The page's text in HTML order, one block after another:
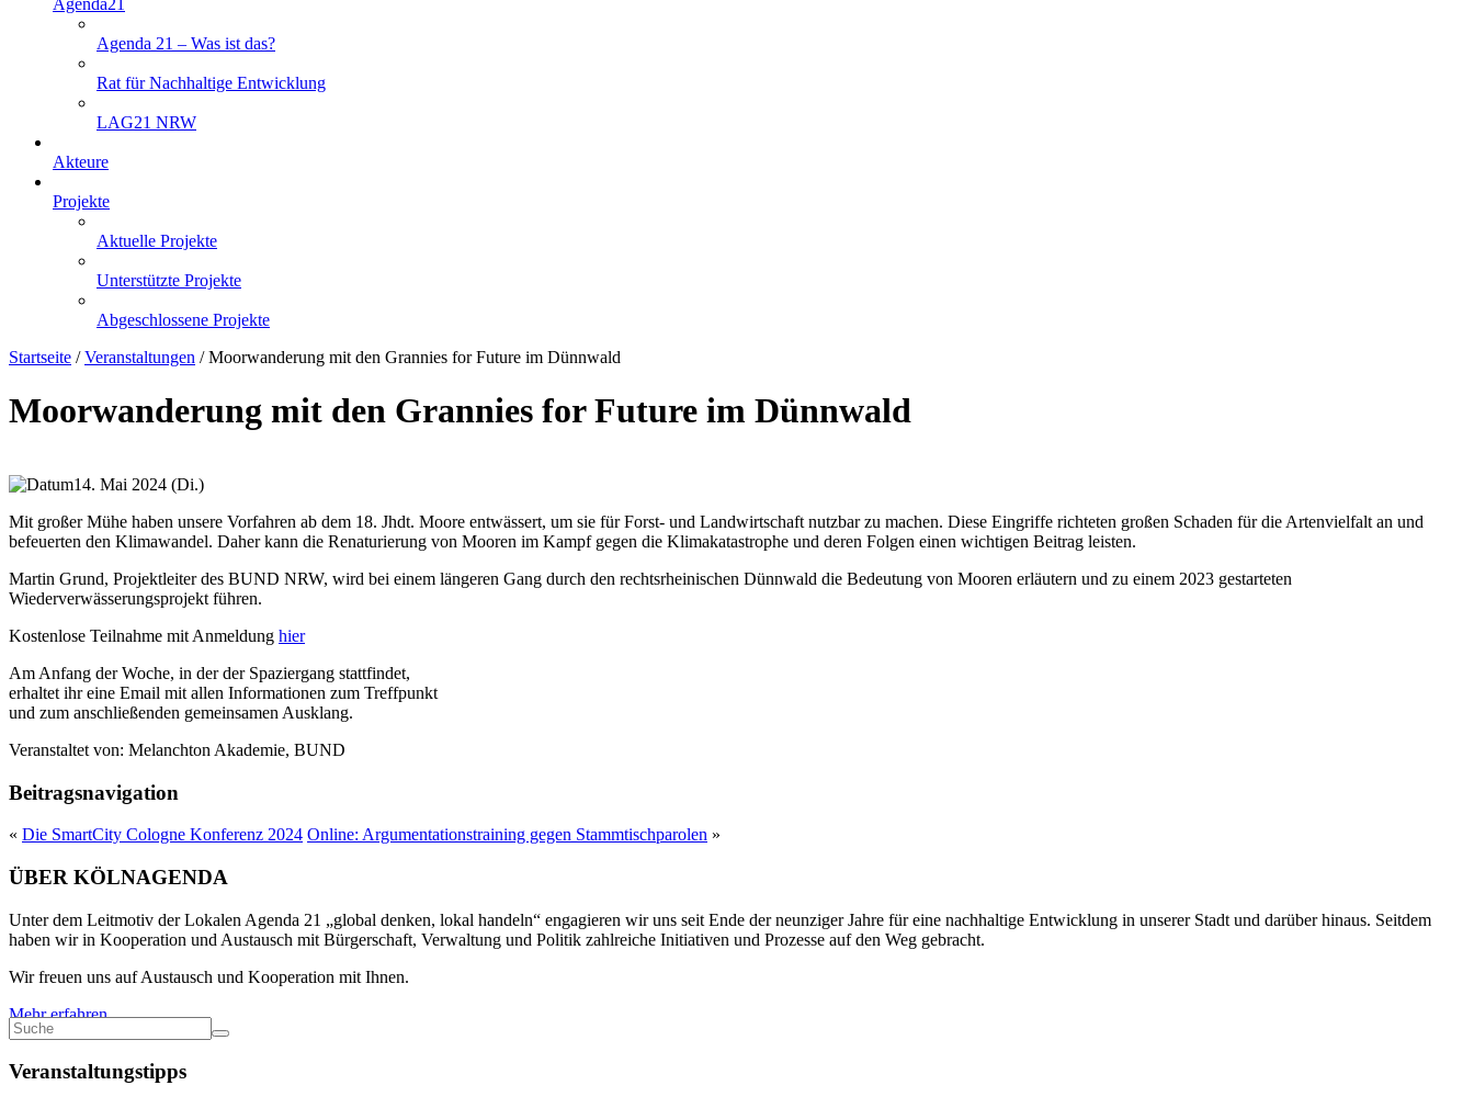
Agenda21
Agenda 21 – Was ist das?
Rat für Nachhaltige Entwicklung
LAG21 NRW
Akteure
Projekte
Aktuelle Projekte
Unterstützte Projekte
Abgeschlossene Projekte
Startseite /Veranstaltungen /Moorwanderung mit den Grannies for Future im Dünnwald
Moorwanderung mit den Grannies for Future im Dünnwald
14. Mai 2024 (Di.)
Mit großer Mühe haben unsere Vorfahren ab dem 18. Jhdt. Moore entwässert, um sie für Forst- und Landwirtschaft nutzbar zu machen. Diese Eingriffe richteten großen Schaden für die Artenvielfalt an und
befeuerten den Klimawandel. Daher kann die Renaturierung von Mooren im Kampf gegen die Klimakatastrophe und deren Folgen einen wichtigen Beitrag leisten.
Martin Grund, Projektleiter des BUND NRW, wird bei einem längeren Gang durch den rechtsrheinischen Dünnwald die Bedeutung von Mooren erläutern und zu einem 2023 gestarteten
Wiederverwässerungsprojekt führen.
Kostenlose Teilnahme mit Anmeldung hier
Am Anfang der Woche, in der der Spaziergang stattfindet,
erhaltet ihr eine Email mit allen Informationen zum Treffpunkt
und zum anschließenden gemeinsamen Ausklang.
Veranstaltet von: Melanchton Akademie, BUND
Beitragsnavigation
« Die Smart­Ci­ty Co­lo­gne Kon­fe­renz 2024 Online: Argumentationstraining gegen Stammtischparolen »
ÜBER KÖLNAGENDA
Unter dem Leitmotiv der Lokalen Agenda 21 „global denken, lokal handeln“ engagieren wir uns seit Ende der neunziger Jahre für eine nachhaltige Entwicklung in unserer Stadt und darüber hinaus. Seitdem
haben wir in Kooperation und Austausch mit Bürgerschaft, Verwaltung und Politik zahlreiche Initiativen und Prozesse auf den Weg gebracht.
Wir freuen uns auf Austausch und Kooperation mit Ihnen.
Mehr erfahren
Veranstaltungstipps